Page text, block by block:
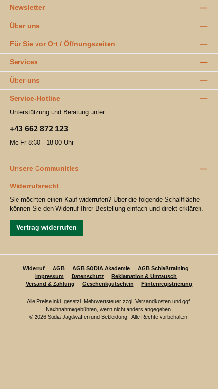
Newsletter
Über uns
Für Sie vor Ort / Öffnungszeiten
Services
Über uns
Service-Hotline
Unterstützung und Beratung unter:
+43 662 872 123
Mo-Fr 8:30 - 18:00 Uhr
Unsere Communities
Widerrufsrecht
Sie möchten einen Kauf widerrufen? Über die folgende Schaltfläche
können Sie den Widerruf Ihrer Bestellung einfach und direkt erklären.
Vertrag widerrufen
Widerruf AGB AGB SODIA Akademie
AGB Schießtraining
Impressum
Datenschutz
Reklamation & Umtausch
Versand & Zahlung
Geschenkgutschein Flintenregistrierung
Alle Preise inkl. gesetzl. Mehrwertsteuer zzgl. Versandkosten und ggf.
Nachnahmegebühren, wenn nicht anders angegeben.
© 2026 Sodia Jagdwaffen und Bekleidung - Alle Rechte vorbehalten.